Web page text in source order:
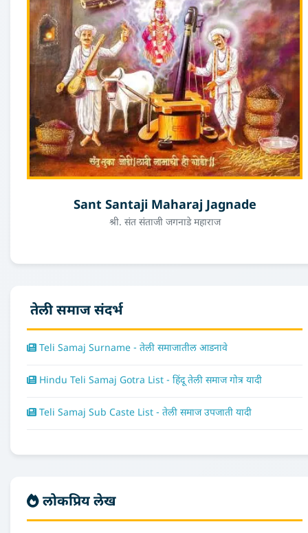
Sant Santaji Maharaj Jagnade
श्री. संत संताजी जगनाडे महाराज
तेली समाज संदर्भ
Teli Samaj Surname - तेली समाजातील आडनावे
Hindu Teli Samaj Gotra List - हिंदू तेली समाज गोत्र यादी
Teli Samaj Sub Caste List - तेली समाज उपजाती यादी
लोकप्रिय लेख